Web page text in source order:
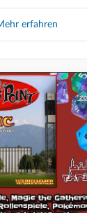
erfahren